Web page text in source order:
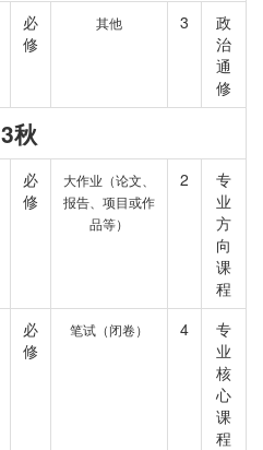
必
修
其他 3
政
治
通
修
3秋
必
修
大作业（论文、
报告、项目或作
品等）
2
专
业
方
向
课
程
必
修
笔试（闭卷） 4
专
业
核
心
课
程